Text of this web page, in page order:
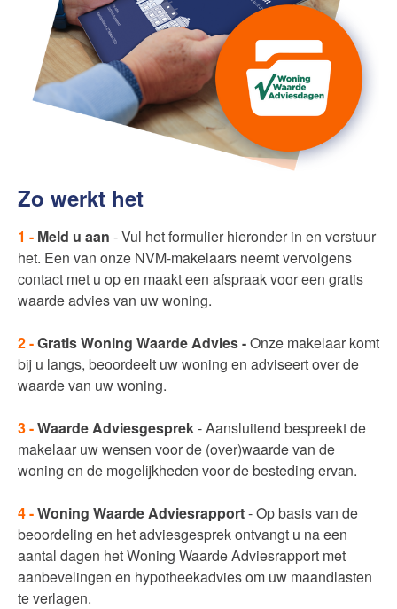
Zo werkt het
1 - Meld u aan - Vul het formulier hieronder in en verstuur
het. Een van onze NVM-makelaars neemt vervolgens
contact met u op en maakt een afspraak voor een gratis
waarde advies van uw woning.
2 -Gratis Woning Waarde Advies-Onze makelaar komt
bij u langs, beoordeelt uw woning en adviseert over de
waarde van uw woning.
3 -Waarde Adviesgesprek- Aansluitend bespreekt de
makelaar uw wensen voor de (over)waarde van de
woning en de mogelijkheden voor de besteding ervan.
4 -Woning Waarde Adviesrapport- Op basis van de
beoordeling en het adviesgesprek ontvangt u na een
aantal dagen het Woning Waarde Adviesrapport met
aanbevelingen en hypotheekadvies om uw maandlasten
te verlagen.